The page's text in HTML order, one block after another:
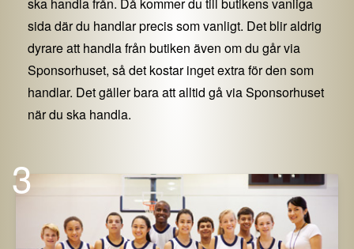
sida där du handlar precis som vanligt. Det blir aldrig
dyrare att handla från butiken även om du går via
Sponsorhuset, så det kostar inget extra för den som
handlar. Det gäller bara att alltid gå via Sponsorhuset
när du ska handla.
3